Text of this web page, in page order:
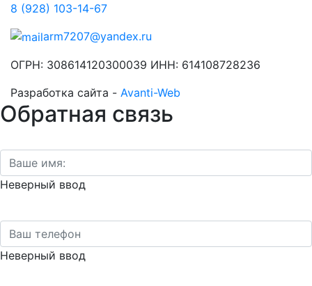
8 (928) 103-14-67
arm7207@yandex.ru
ОГРН: 308614120300039 ИНН: 614108728236
Разработка сайта - Avanti-Web
Обратная связь
Неверный ввод
Неверный ввод